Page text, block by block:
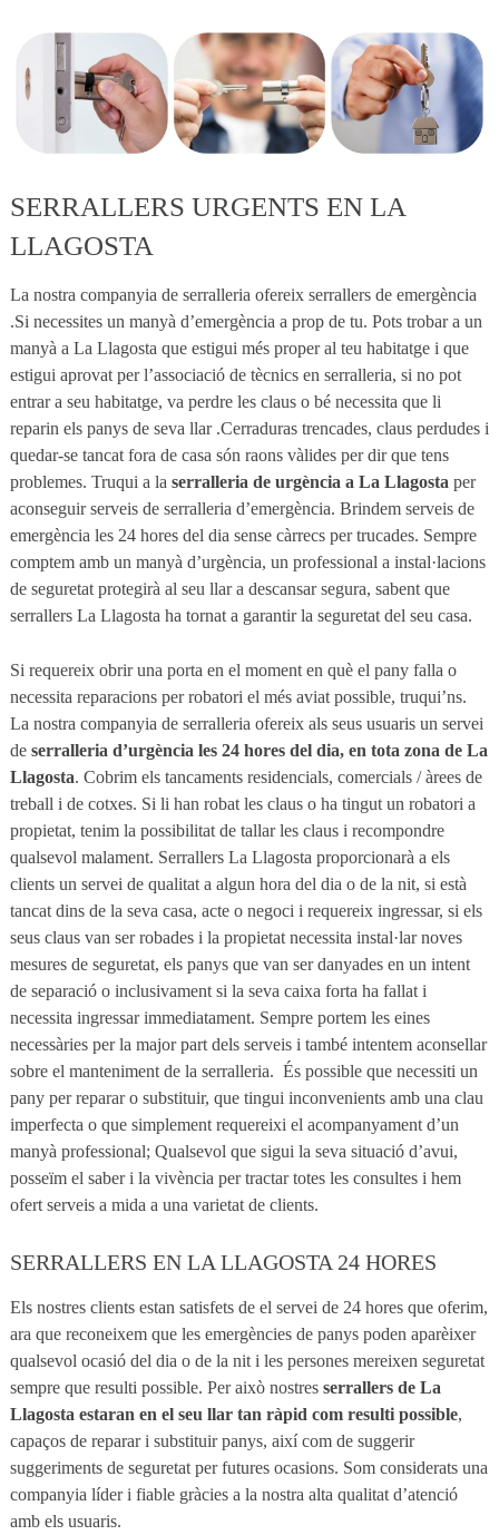
SERRALLERS URGENTS EN LA
LLAGOSTA
La nostra companyia de serralleria ofereix serrallers de emergència
.Si necessites un manyà d’emergència a prop de tu. Pots trobar a un
manyà a La Llagosta que estigui més proper al teu habitatge i que
estigui aprovat per l’associació de tècnics en serralleria, si no pot
entrar a seu habitatge, va perdre les claus o bé necessita que li
reparin els panys de seva llar .Cerraduras trencades, claus perdudes i
quedar-se tancat fora de casa són raons vàlides per dir que tens
problemes. Truqui a la serralleria de urgència a La Llagostaper
aconseguir serveis de serralleria d’emergència. Brindem serveis de
emergència les 24 hores del dia sense càrrecs per trucades. Sempre
comptem amb un manyà d’urgència, un professional a instal·lacions
de seguretat protegirà al seu llar a descansar segura, sabent que
serrallers La Llagosta ha tornat a garantir la seguretat del seu casa.
Si requereix obrir una porta en el moment en què el pany falla o
necessita reparacions per robatori el més aviat possible, truqui’ns.
La nostra companyia de serralleria ofereix als seus usuaris un servei
de serralleria d’urgència les 24 hores del dia, en tota zona de La
Llagosta. Cobrim els tancaments residencials, comercials / àrees de
treball i de cotxes. Si li han robat les claus o ha tingut un robatori a
propietat, tenim la possibilitat de tallar les claus i recompondre
qualsevol malament. Serrallers La Llagosta proporcionarà a els
clients un servei de qualitat a algun hora del dia o de la nit, si està
tancat dins de la seva casa, acte o negoci i requereix ingressar, si els
seus claus van ser robades i la propietat necessita instal·lar noves
mesures de seguretat, els panys que van ser danyades en un intent
de separació o inclusivament si la seva caixa forta ha fallat i
necessita ingressar immediatament. Sempre portem les eines
necessàries per la major part dels serveis i també intentem aconsellar
sobre el manteniment de la serralleria. És possible que necessiti un
pany per reparar o substituir, que tingui inconvenients amb una clau
imperfecta o que simplement requereixi el acompanyament d’un
manyà professional; Qualsevol que sigui la seva situació d’avui,
posseïm el saber i la vivència per tractar totes les consultes i hem
ofert serveis a mida a una varietat de clients.
SERRALLERS EN LA LLAGOSTA 24 HORES
Els nostres clients estan satisfets de el servei de 24 hores que oferim,
ara que reconeixem que les emergències de panys poden aparèixer
qualsevol ocasió del dia o de la nit i les persones mereixen seguretat
sempre que resulti possible. Per això nostres serrallers de La
Llagosta estaran en el seu llar tan ràpid com resulti possible,
capaços de reparar i substituir panys, així com de suggerir
suggeriments de seguretat per futures ocasions. Som considerats una
companyia líder i fiable gràcies a la nostra alta qualitat d’atenció
amb els usuaris.